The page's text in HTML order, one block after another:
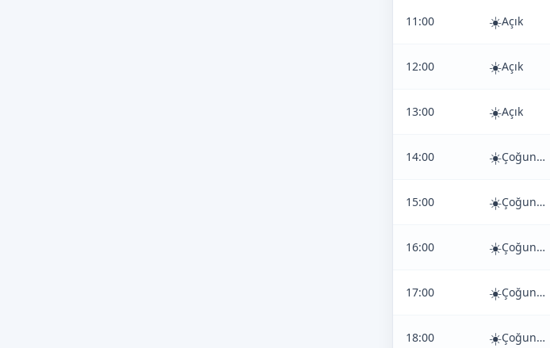
11:00 ☀️Açık
12:00 ☀️Açık
13:00 ☀️Açık
14:00 ☀️ Çoğunlukla Açık
15:00 ☀️ Çoğunlukla Açık
16:00 ☀️ Çoğunlukla Açık
17:00 ☀️ Çoğunlukla Açık
18:00 ☀️ Çoğunlukla Açık